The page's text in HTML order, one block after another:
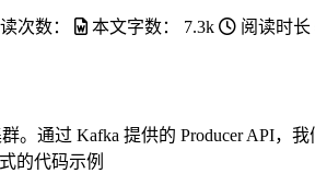
次数： 本文字数： 7.3k 阅读时长
。通过 Kafka 提供的 Producer API
的代码示例